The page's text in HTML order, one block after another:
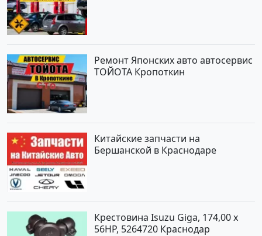
Ремонт Японских авто автосервис
ТОЙОТА Кропоткин
Китайские запчасти на
Бершанской в Краснодаре
Крестовина Isuzu Giga, 174,00 x
56HP, 5264720 Краснодар